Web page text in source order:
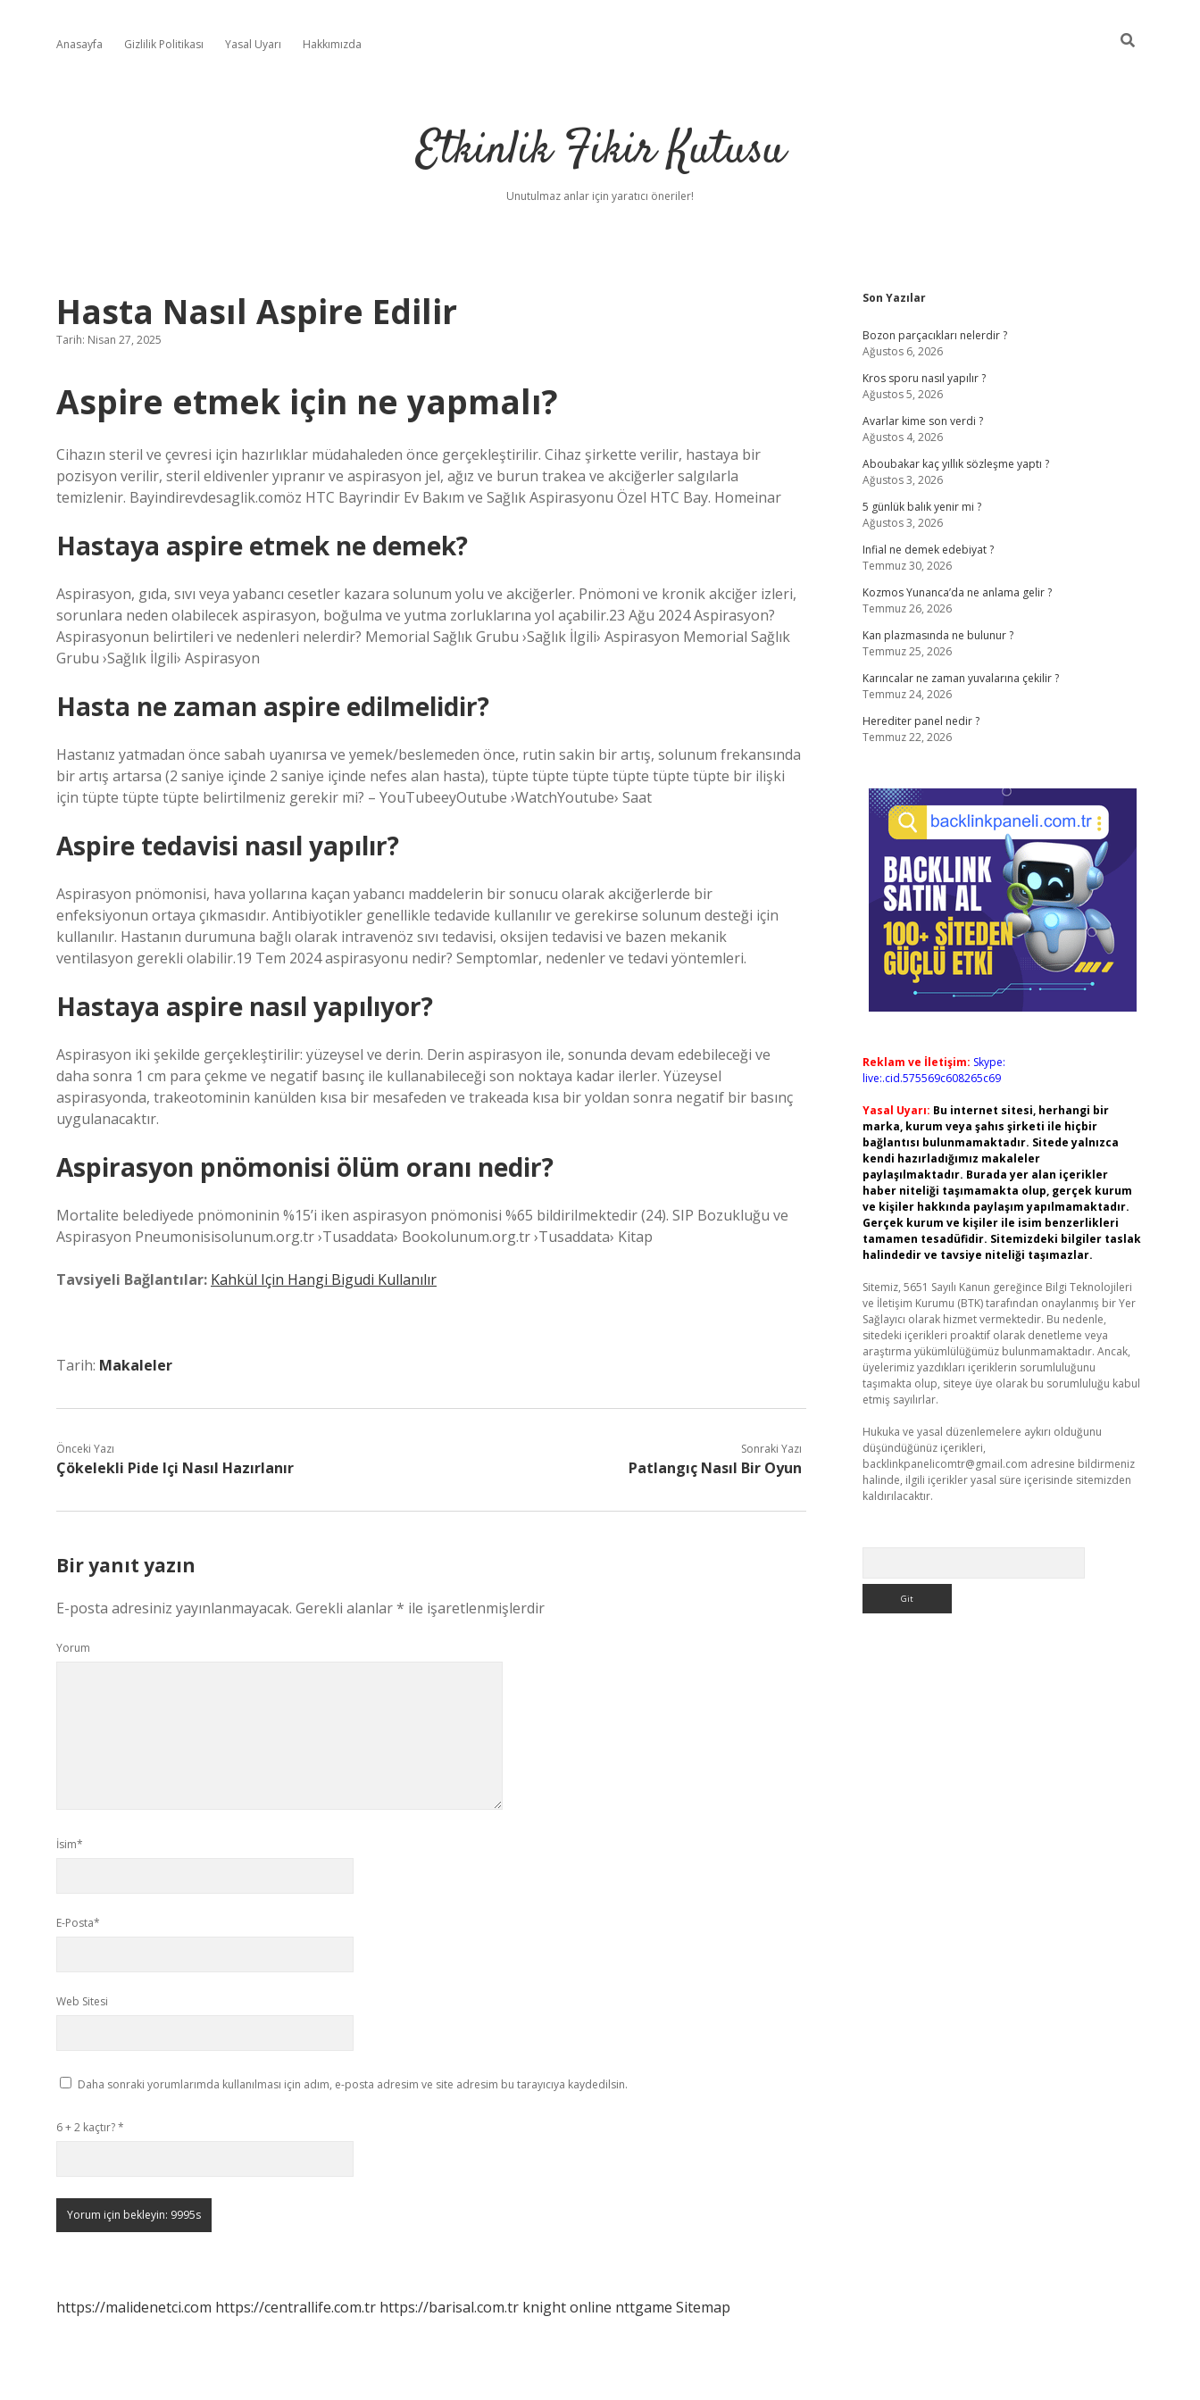
Anasayfa Gizlilik Politikası Yasal Uyarı Hakkımızda
Etkinlik Fikir Kutusu
Unutulmaz anlar için yaratıcı öneriler!
Hasta Nasıl Aspire Edilir
Tarih: Nisan 27, 2025
Aspire etmek için ne yapmalı?
Cihazın steril ve çevresi için hazırlıklar müdahaleden önce gerçekleştirilir. Cihaz şirkette verilir, hastaya bir
pozisyon verilir, steril eldivenler yıpranır ve aspirasyon jel, ağız ve burun trakea ve akciğerler salgılarla
temizlenir. Bayindirevdesaglik.comöz HTC Bayrindir Ev Bakım ve Sağlık Aspirasyonu Özel HTC Bay. Homeinar
Hastaya aspire etmek ne demek?
Aspirasyon, gıda, sıvı veya yabancı cesetler kazara solunum yolu ve akciğerler. Pnömoni ve kronik akciğer izleri,
sorunlara neden olabilecek aspirasyon, boğulma ve yutma zorluklarına yol açabilir.23 Ağu 2024 Aspirasyon?
Aspirasyonun belirtileri ve nedenleri nelerdir? Memorial Sağlık Grubu ›Sağlık İlgili› Aspirasyon Memorial Sağlık
Grubu ›Sağlık İlgili› Aspirasyon
Hasta ne zaman aspire edilmelidir?
Hastanız yatmadan önce sabah uyanırsa ve yemek/beslemeden önce, rutin sakin bir artış, solunum frekansında
bir artış artarsa ​​(2 saniye içinde 2 saniye içinde nefes alan hasta), tüpte tüpte tüpte tüpte tüpte tüpte bir ilişki
için tüpte tüpte tüpte belirtilmeniz gerekir mi? – YouTubeeyOutube ›WatchYoutube› Saat
Aspire tedavisi nasıl yapılır?
Aspirasyon pnömonisi, hava yollarına kaçan yabancı maddelerin bir sonucu olarak akciğerlerde bir
enfeksiyonun ortaya çıkmasıdır. Antibiyotikler genellikle tedavide kullanılır ve gerekirse solunum desteği için
kullanılır. Hastanın durumuna bağlı olarak intravenöz sıvı tedavisi, oksijen tedavisi ve bazen mekanik
ventilasyon gerekli olabilir.19 Tem 2024 aspirasyonu nedir? Semptomlar, nedenler ve tedavi yöntemleri.
Hastaya aspire nasıl yapılıyor?
Aspirasyon iki şekilde gerçekleştirilir: yüzeysel ve derin. Derin aspirasyon ile, sonunda devam edebileceği ve
daha sonra 1 cm para çekme ve negatif basınç ile kullanabileceği son noktaya kadar ilerler. Yüzeysel
aspirasyonda, trakeotominin kanülden kısa bir mesafeden ve trakeada kısa bir yoldan sonra negatif bir basınç
uygulanacaktır.
Aspirasyon pnömonisi ölüm oranı nedir?
Mortalite belediyede pnömoninin %15’i iken aspirasyon pnömonisi %65 bildirilmektedir (24). SIP Bozukluğu ve
Aspirasyon Pneumonisisolunum.org.tr ›Tusaddata› Bookolunum.org.tr ›Tusaddata› Kitap
Tavsiyeli Bağlantılar: Kahkül Için Hangi Bigudi Kullanılır
Tarih: Makaleler
Önceki Yazı
Çökelekli Pide Içi Nasıl Hazırlanır
Sonraki Yazı
Patlangıç Nasıl Bir Oyun
Bir yanıt yazın
E-posta adresiniz yayınlanmayacak. Gerekli alanlar* ile işaretlenmişlerdir
Yorum
İsim*
E-Posta*
Web Sitesi
Daha sonraki yorumlarımda kullanılması için adım, e-posta adresim ve site adresim bu tarayıcıya kaydedilsin.
6 + 2 kaçtır?*
https://malidenetci.com https://centrallife.com.tr https://barisal.com.tr knight online nttgame Sitemap
Sidebar
Son Yazılar
Bozon parçacıkları nelerdir ?
Ağustos 6, 2026
Kros sporu nasıl yapılır ?
Ağustos 5, 2026
Avarlar kime son verdi ?
Ağustos 4, 2026
Aboubakar kaç yıllık sözleşme yaptı ?
Ağustos 3, 2026
5 günlük balık yenir mi ?
Ağustos 3, 2026
Infial ne demek edebiyat ?
Temmuz 30, 2026
Kozmos Yunanca’da ne anlama gelir ?
Temmuz 26, 2026
Kan plazmasında ne bulunur ?
Temmuz 25, 2026
Karıncalar ne zaman yuvalarına çekilir ?
Temmuz 24, 2026
Herediter panel nedir ?
Temmuz 22, 2026
Reklam ve İletişim: Skype:
live:.cid.575569c608265c69
Yasal Uyarı: Bu internet sitesi, herhangi bir
marka, kurum veya şahıs şirketi ile hiçbir
bağlantısı bulunmamaktadır. Sitede yalnızca
kendi hazırladığımız makaleler
paylaşılmaktadır. Burada yer alan içerikler
haber niteliği taşımamakta olup, gerçek kurum
ve kişiler hakkında paylaşım yapılmamaktadır.
Gerçek kurum ve kişiler ile isim benzerlikleri
tamamen tesadüfidir. Sitemizdeki bilgiler taslak
halindedir ve tavsiye niteliği taşımazlar.
Sitemiz, 5651 Sayılı Kanun gereğince Bilgi Teknolojileri
ve İletişim Kurumu (BTK) tarafından onaylanmış bir Yer
Sağlayıcı olarak hizmet vermektedir. Bu nedenle,
sitedeki içerikleri proaktif olarak denetleme veya
araştırma yükümlülüğümüz bulunmamaktadır. Ancak,
üyelerimiz yazdıkları içeriklerin sorumluluğunu
taşımakta olup, siteye üye olarak bu sorumluluğu kabul
etmiş sayılırlar.
Hukuka ve yasal düzenlemelere aykırı olduğunu
düşündüğünüz içerikleri,
backlinkpanelicomtr@gmail.com adresine bildirmeniz
halinde, ilgili içerikler yasal süre içerisinde sitemizden
kaldırılacaktır.